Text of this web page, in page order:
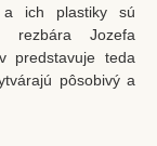
a ich plastiky sú
rezbára Jozefa
predstavuje teda
pôsobivý a